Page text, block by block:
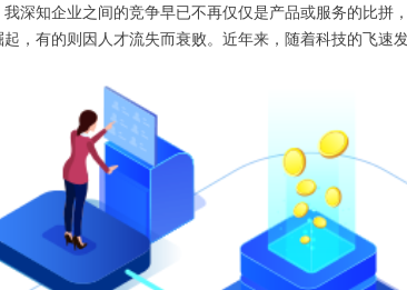
深知企业之间的竞争早已不再仅仅是产品或服务的比拼
，有的则因人才流失而衰败。近年来，随着科技的飞